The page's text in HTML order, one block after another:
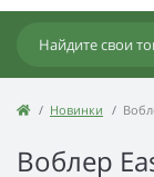
Новинки
Воблер